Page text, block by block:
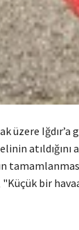
üzere Iğdır’a
atıldığını
"Küçük bir